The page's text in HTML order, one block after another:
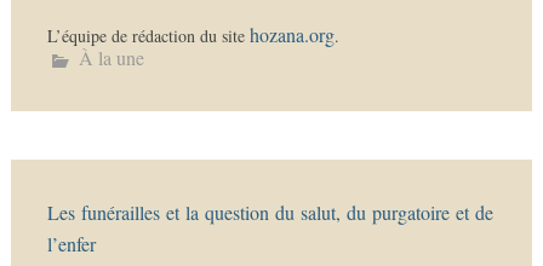
L’équipe de rédaction du site hozana.org.
À la une
Les funérailles et la question du salut, du purgatoire et de
l’enfer